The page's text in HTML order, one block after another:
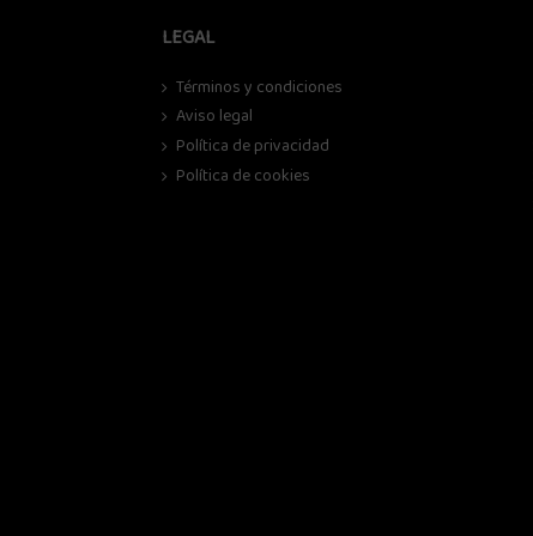
LEGAL
Términos y condiciones
Aviso legal
Política de privacidad
Política de cookies